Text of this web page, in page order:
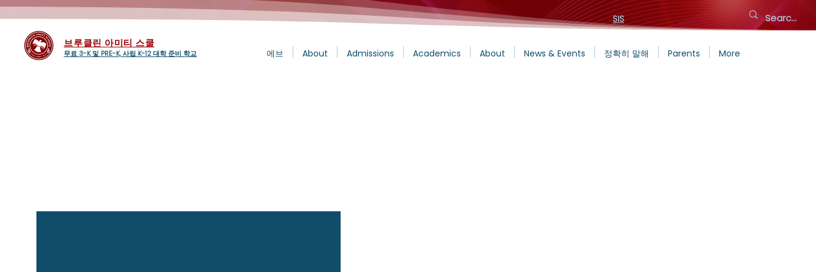
SIS
브루클린 아미티 스쿨
무료 3-K 및 PRE-K, 사립 K-12 대학 준비 학교 에브 About Admissions Academics About News & Events 정확히 말해 Parents More